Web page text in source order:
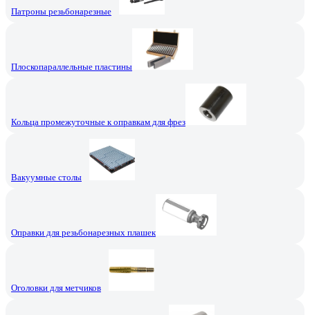
Патроны резьбонарезные
Плоскопараллельные пластины
Кольца промежуточные к оправкам для фрез
Вакуумные столы
Оправки для резьбонарезных плашек
Оголовки для метчиков